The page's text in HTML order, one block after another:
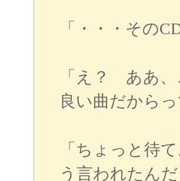
「・・・その
「え？ ああ
良い曲だからっ
「ちょっと待
う言われたんだ